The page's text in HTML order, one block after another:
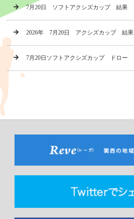
7月20日 ソフトアクシズカップ 結果
2026年 7月20日 アクシズカップ 結果
7月20日ソフトアクシズカップ ドロー